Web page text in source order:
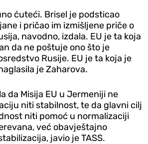
ćuteći. Brisel je podsticao
i pričao im izmišljene priče o
navodno, izdala. EU je ta koja
da ne poštuje ono što je
Rusije. EU je ta koja je
je Zaharova.
da Misija EU u Jermeniji ne
niti stabilnost, te da glavni cilj
niti pomoć u normalizaciji
već obavještajno
javio je TASS.